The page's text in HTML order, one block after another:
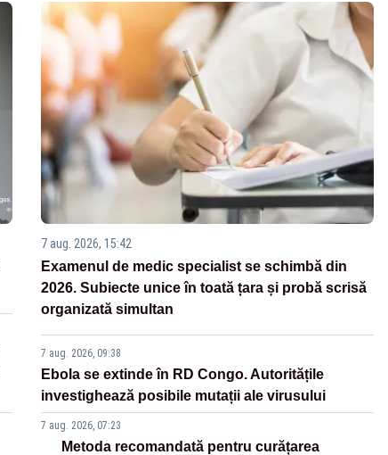
7 aug. 2026, 15:42
Examenul de medic specialist se schimbă din
2026. Subiecte unice în toată țara și probă scrisă
organizată simultan
7 aug. 2026, 09:38
Ebola se extinde în RD Congo. Autoritățile
investighează posibile mutații ale virusului
7 aug. 2026, 07:23
Metoda recomandată pentru curățarea